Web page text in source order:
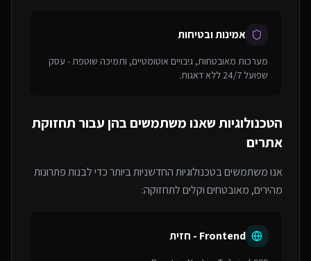
אמינות ובטיחות
מערכות מאובטחות, גיבויים אוטומטיים, ותמיכה שוטפת - עסק
שפועל 24/7 ללא דאגות.
הטכנולוגיות שאנו משתמשים בהן עבור תחזוקת
אתרים
אנו משתמשים בטכנולוגיות החדשניות ביותר כדי לבנות פתרונות
מהירים, מאובטחים וקלים לתחזוקה:
Frontend - חזית